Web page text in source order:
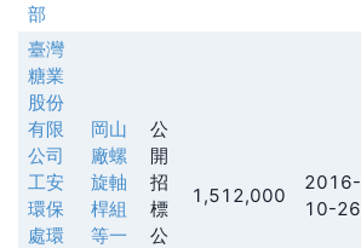
部
臺灣
糖業
股份
有限
公司
工安
環保
處環
岡山
廠螺
旋軸
桿組
等一
公
開
招
標
公
1,512,000
2016-
10-26